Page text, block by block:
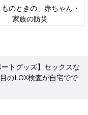
赤ちゃん・
日本外来
ートグッズ】セックスな
のLOX検査が自宅でで